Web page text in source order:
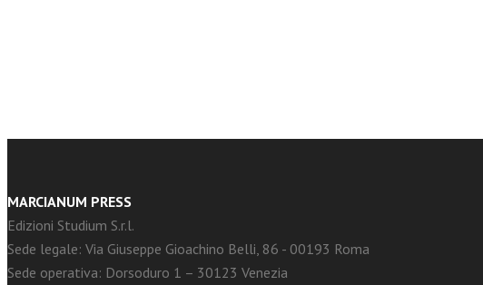
MARCIANUM PRESS
Edizioni Studium S.r.l.
Sede legale: Via Giuseppe Gioachino Belli, 86 - 00193 Roma
Sede operativa: Dorsoduro 1 – 30123 Venezia